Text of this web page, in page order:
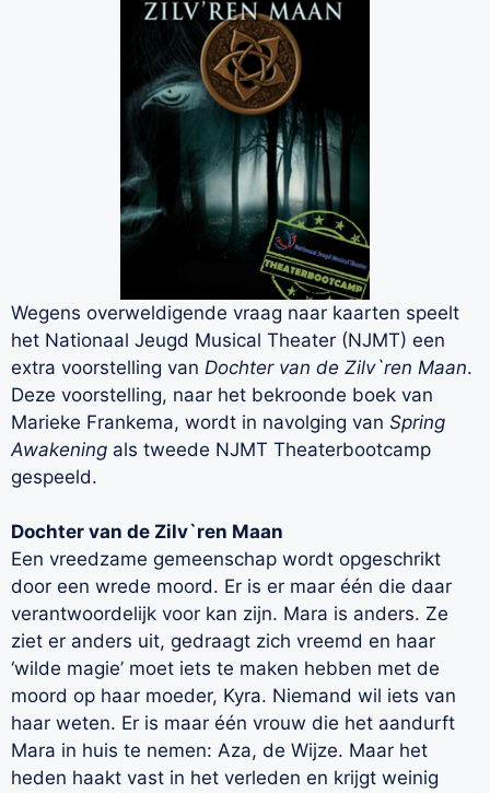
Wegens overweldigende vraag naar kaarten speelt
het Nationaal Jeugd Musical Theater (NJMT) een
extra voorstelling van Dochter van de Zilv`ren Maan.
Deze voorstelling, naar het bekroonde boek van
Marieke Frankema, wordt in navolging van Spring
Awakening als tweede NJMT Theaterbootcamp
gespeeld.
Dochter van de Zilv`ren Maan
Een vreedzame gemeenschap wordt opgeschrikt
door een wrede moord. Er is er maar één die daar
verantwoordelijk voor kan zijn. Mara is anders. Ze
ziet er anders uit, gedraagt zich vreemd en haar
‘wilde magie’ moet iets te maken hebben met de
moord op haar moeder, Kyra. Niemand wil iets van
haar weten. Er is maar één vrouw die het aandurft
Mara in huis te nemen: Aza, de Wijze. Maar het
heden haakt vast in het verleden en krijgt weinig